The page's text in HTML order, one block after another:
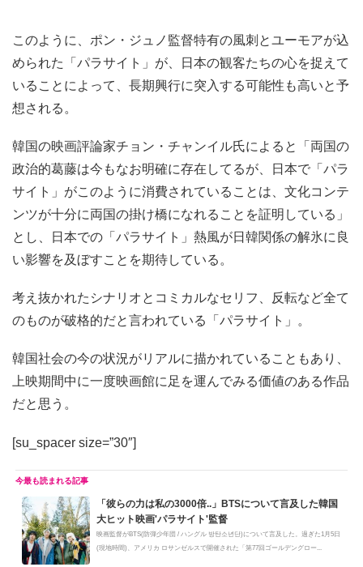
このように、ポン・ジュノ監督特有の風刺とユーモアが込
められた「パラサイト」が、日本の観客たちの心を捉えて
いることによって、長期興行に突入する可能性も高いと予
想される。
韓国の映画評論家チョン・チャンイル氏によると「両国の
政治的葛藤は今もなお明確に存在してるが、日本で「パラ
サイト」がこのように消費されていることは、文化コンテ
ンツが十分に両国の掛け橋になれることを証明している」
とし、日本での「パラサイト」熱風が日韓関係の解氷に良
い影響を及ぼすことを期待している。
考え抜かれたシナリオとコミカルなセリフ、反転など全て
のものが破格的だと言われている「パラサイト」。
韓国社会の今の状況がリアルに描かれていることもあり、
上映期間中に一度映画館に足を運んでみる価値のある作品
だと思う。
[su_spacer size=”30″]
「彼らの力は私の3000倍..」BTSについて言及した韓国
大ヒット映画'パラサイト'監督
映画監督がBTS(防弾少年団 / ハングル 방탄소년단)について言及した。過ぎた1月5日
(現地時間)、アメリカ ロサンゼルスで開催された「第77回ゴールデングロー...